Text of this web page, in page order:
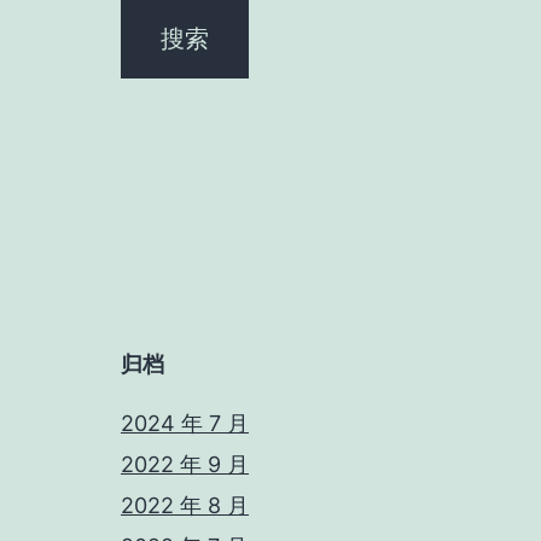
归档
2024 年 7 月
2022 年 9 月
2022 年 8 月